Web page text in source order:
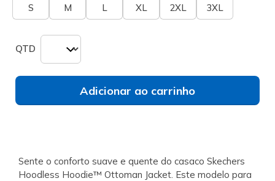
S M L XL 2XL 3XL
QTD
Adicionar ao carrinho
Sente o conforto suave e quente do casaco Skechers
Hoodless Hoodie™ Ottoman Jacket. Este modelo para